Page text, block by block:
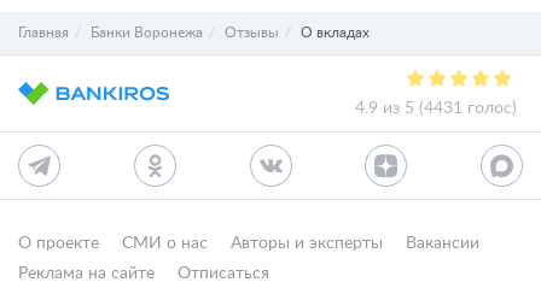
Главная Банки Воронежа Отзывы О вкладах
4.9 из 5 (4431 голос)
О проекте СМИ о нас Авторы и эксперты
Вакансии
Реклама на сайте
Отписаться